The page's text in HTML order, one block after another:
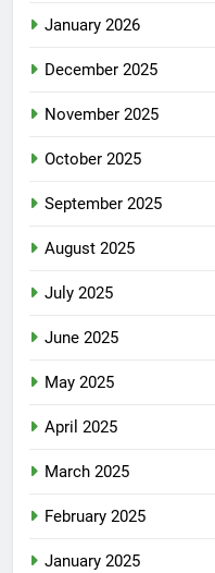
January 2026
December 2025
November 2025
October 2025
September 2025
August 2025
July 2025
June 2025
May 2025
April 2025
March 2025
February 2025
January 2025